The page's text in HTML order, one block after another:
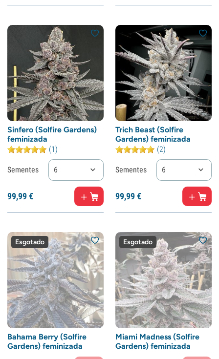
Sinfero (Solfire Gardens)
feminizada
(1)
Sementes 6
99,99€
Trich Beast (Solfire
Gardens) feminizada
(2)
Sementes 6
99,99€
Esgotado
Bahama Berry (Solfire
Gardens) feminizada
Esgotado
Miami Madness (Solfire
Gardens) feminizada